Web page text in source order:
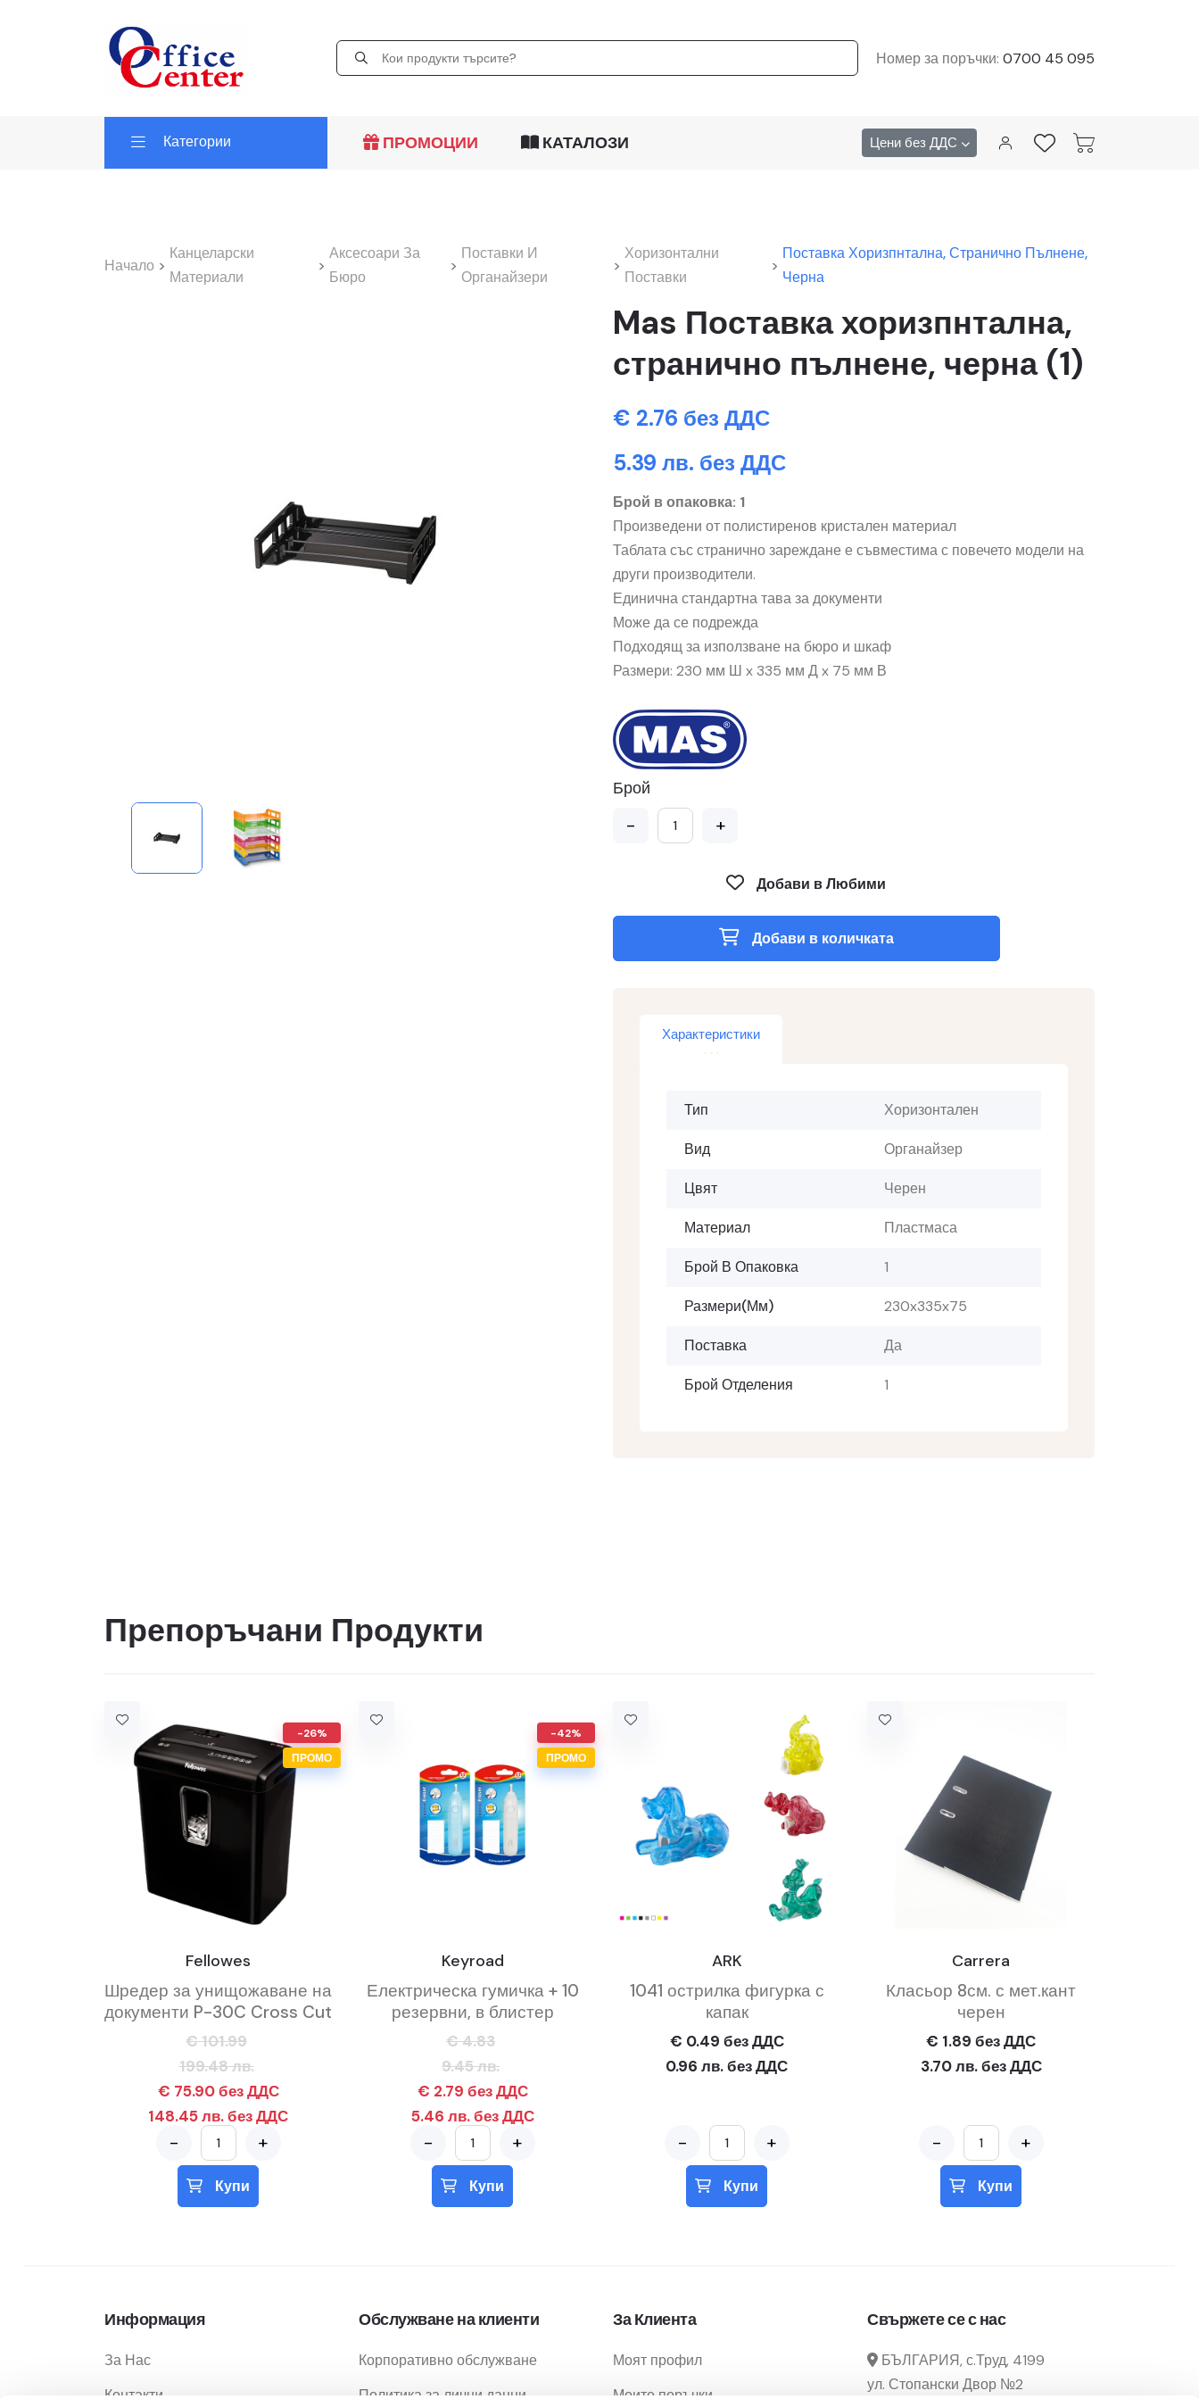
Номер за поръчки: 0700 45 095
Категории ПРОМОЦИИ КАТАЛОЗИ Цени без ДДС
Начало >
Канцеларски
Материали
>
Аксесоари За
Бюро
>
Поставки И
Органайзери
>
Хоризонтални
Поставки
>
Поставка Хоризпнтална, Странично Пълнене,
Черна
Mas Поставка хоризпнтална,
странично пълнене, черна (1)
€ 2.76 без ДДС
5.39 лв. без ДДС
Брой в опаковка: 1
Произведени от полистиренов кристален материал
Таблата със странично зареждане е съвместима с повечето модели на
други производители.
Единична стандартна тава за документи
Може да се подрежда
Подходящ за използване на бюро и шкаф
Размери: 230 мм Ш x 335 мм Д x 75 мм В
Брой
- +
Добави в Любими
Добави в количката
Характеристики
Тип Хоризонтален
Вид Органайзер
Цвят Черен
Материал Пластмаса
Брой В Опаковка 1
Размери(мм) 230x335x75
Поставка Да
Брой Отделения 1
Препоръчани Продукти
-26%
ПРОМО
Fellowes
Шредер за унищожаване на
документи P-30C Cross Cut
€ 101.99
199.48 лв.
€ 75.90 без ДДС
148.45 лв. без ДДС
- +
Купи
-42%
ПРОМО
Keyroad
Електрическа гумичка + 10
резервни, в блистер
€ 4.83
9.45 лв.
€ 2.79 без ДДС
5.46 лв. без ДДС
- +
Купи
ARK
1041 острилка фигурка с
капак
€ 0.49 без ДДС
0.96 лв. без ДДС
- +
Купи
Carrera
Класьор 8см. с мет.кант
черен
€ 1.89 без ДДС
3.70 лв. без ДДС
- +
Купи
Информация
За Нас
Контакти
Обслужване на клиенти
Корпоративно обслужване
Политика за лични данни
За Клиента
Моят профил
Моите поръчки
Свържете се с нас
БЪЛГАРИЯ, с.Труд, 4199
ул. Стопански Двор №2